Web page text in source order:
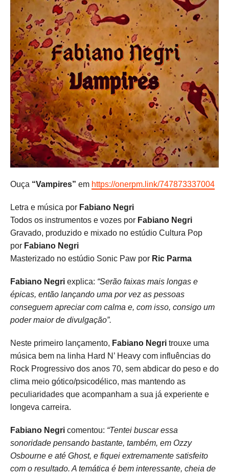
Ouça “Vampires” em https://onerpm.link/747873337004
Letra e música por Fabiano Negri
Todos os instrumentos e vozes por Fabiano Negri
Gravado, produzido e mixado no estúdio Cultura Pop
por Fabiano Negri
Masterizado no estúdio Sonic Paw por Ric Parma
Fabiano Negri explica: “Serão faixas mais longas e
épicas, então lançando uma por vez as pessoas
conseguem apreciar com calma e, com isso, consigo um
poder maior de divulgação”.
Neste primeiro lançamento, Fabiano Negri trouxe uma
música bem na linha Hard N’ Heavy com influências do
Rock Progressivo dos anos 70, sem abdicar do peso e do
clima meio gótico/psicodélico, mas mantendo as
peculiaridades que acompanham a sua já experiente e
longeva carreira.
Fabiano Negri comentou: “Tentei buscar essa
sonoridade pensando bastante, também, em Ozzy
Osbourne e até Ghost, e fiquei extremamente satisfeito
com o resultado. A temática é bem interessante, cheia de